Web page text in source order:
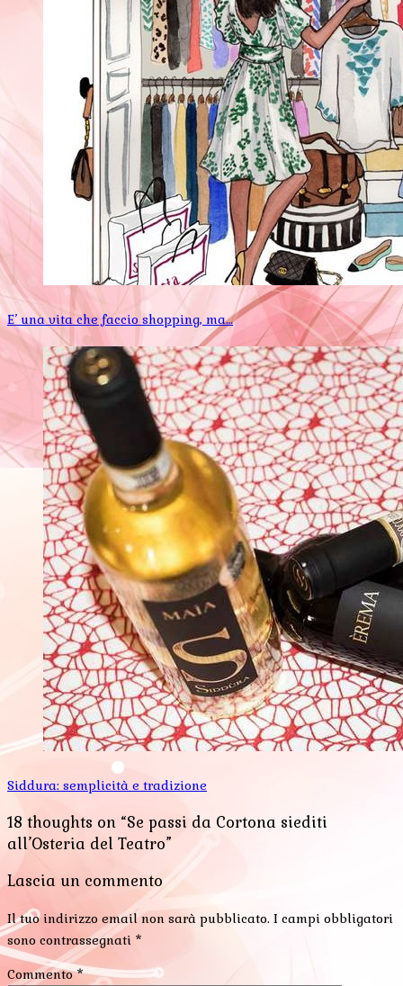
E’ una vita che faccio shopping, ma…
Siddura: semplicità e tradizione
18 thoughts on “Se passi da Cortona siediti
all’Osteria del Teatro”
Lascia un commento
Il tuo indirizzo email non sarà pubblicato. I campi obbligatori
sono contrassegnati *
Commento*